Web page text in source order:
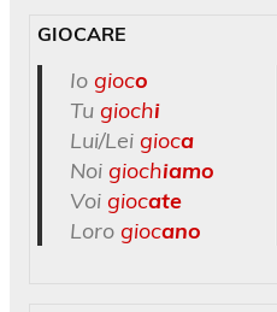
GIOCARE
Io gioco
Tu giochi
Lui/Lei gioca
Noi giochiamo
Voi giocate
Loro giocano